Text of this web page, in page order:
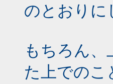
のとおりに
もちろん
た上でのこ